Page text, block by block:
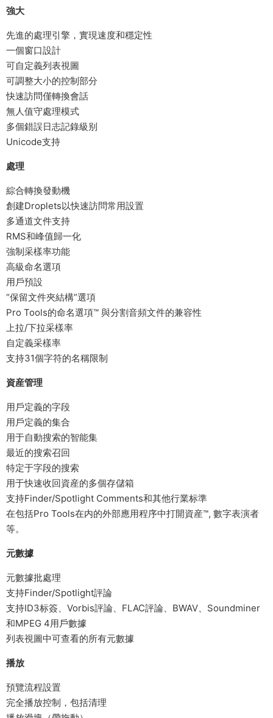
強大
先進的處理引擎，實現速度和穩定性
一個窗口設計
可自定義列表視圖
可調整大小的控制部分
快速訪問僅轉換會話
無人值守處理模式
多個錯誤日志記錄級别
Unicode支持
處理
綜合轉換發動機
創建Droplets以快速訪問常用設置
多通道文件支持
RMS和峰值歸一化
強制采樣率功能
高級命名選項
用戶預設
“保留文件夾結構”選項
Pro Tools的命名選項™ 與分割音頻文件的兼容性
上拉/下拉采樣率
自定義采樣率
支持31個字符的名稱限制
資産管理
用戶定義的字段
用戶定義的集合
用于自動搜索的智能集
最近的搜索召回
特定于字段的搜索
用于快速收回資産的多個存儲箱
支持Finder/Spotlight Comments和其他行業标準
在包括Pro Tools在内的外部應用程序中打開資産™, 數字表演者
等。
元數據
元數據批處理
支持Finder/Spotlight評論
支持ID3标簽、Vorbis評論、FLAC評論、BWAV、Soundminer
和MPEG 4用戶數據
列表視圖中可查看的所有元數據
播放
預覽流程設置
完全播放控制，包括清理